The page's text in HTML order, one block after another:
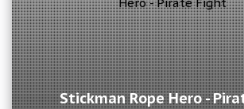
Stickman Rope Hero -